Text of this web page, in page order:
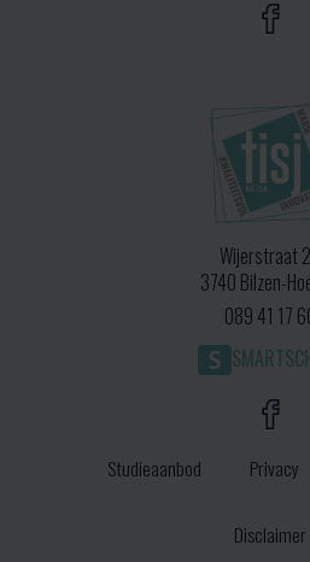
Wijerstraat
3740 Bilzen-
089 41 17
Studieaanbod Privacy
Disclaimer